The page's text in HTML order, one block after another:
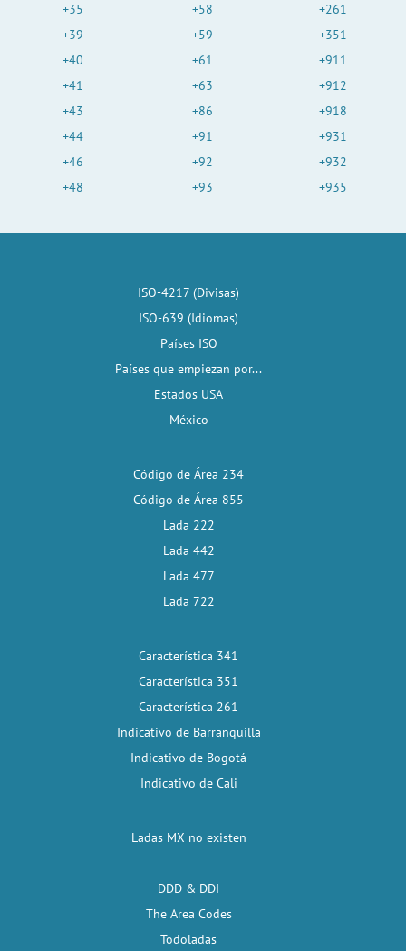
+35
+39
+40
+41
+43
+44
+46
+48
+58
+59
+61
+63
+86
+91
+92
+93
+261
+351
+911
+912
+918
+931
+932
+935
ISO-4217 (Divisas)
ISO-639 (Idiomas)
Países ISO
Países que empiezan por...
Estados USA
México
Código de Área 234
Código de Área 855
Lada 222
Lada 442
Lada 477
Lada 722
Característica 341
Característica 351
Característica 261
Indicativo de Barranquilla
Indicativo de Bogotá
Indicativo de Cali
Ladas MX no existen
DDD & DDI
The Area Codes
Todoladas